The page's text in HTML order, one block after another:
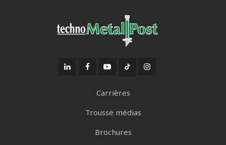
Carrières
Trousse médias
Brochures